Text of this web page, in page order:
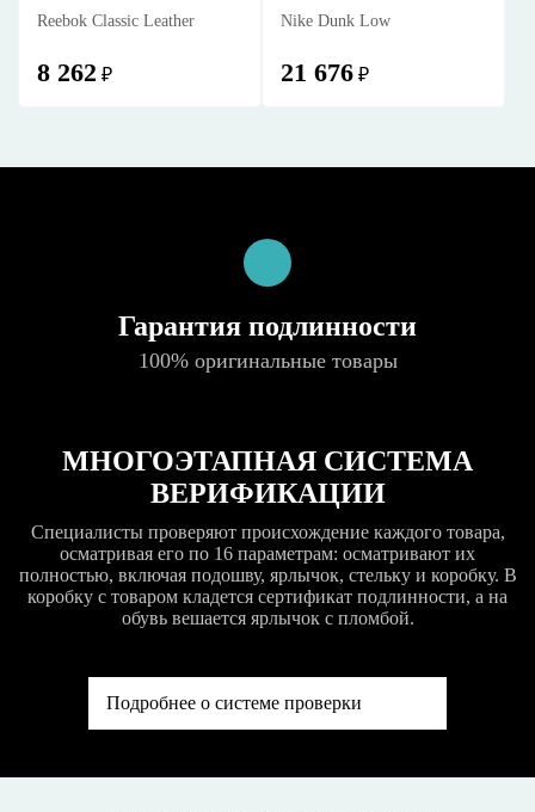
Reebok Classic Leather
8 262 ₽
Nike Dunk Low
21 676 ₽
Гарантия подлинности
100% оригинальные товары
МНОГОЭТАПНАЯ СИСТЕМА
ВЕРИФИКАЦИИ
Специалисты проверяют происхождение каждого товара,
осматривая его по 16 параметрам: осматривают их
полностью, включая подошву, ярлычок, стельку и коробку. В
коробку с товаром кладется сертификат подлинности, а на
обувь вешается ярлычок с пломбой.
Подробнее о системе проверки